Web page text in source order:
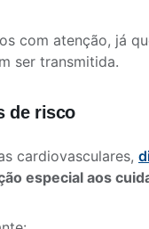
com atenção, já
ser transmitida.
de risco
cardiovasculares,
especial aos